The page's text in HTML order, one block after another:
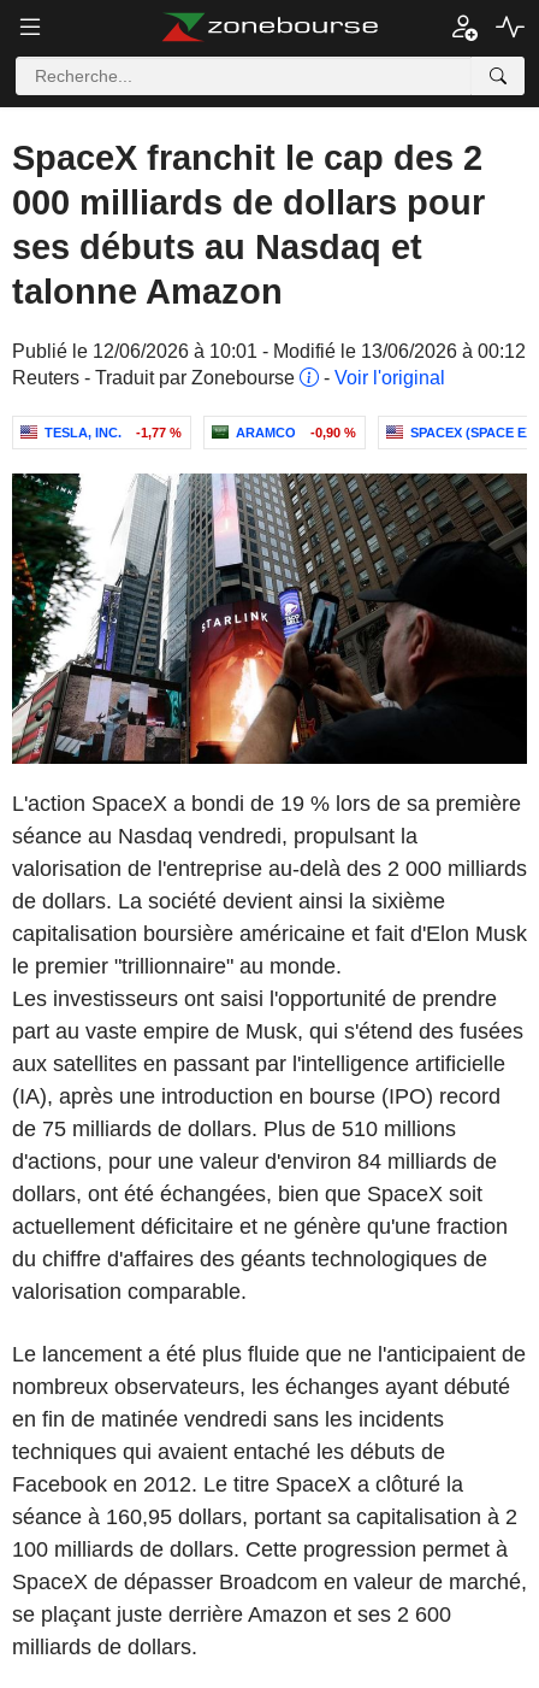
SpaceX franchit le cap des 2
000 milliards de dollars pour
ses débuts au Nasdaq et
talonne Amazon
Publié le 12/06/2026 à 10:01 - Modifié le 13/06/2026 à 00:12
Reuters - Traduit par Zonebourse
- Voir l'original
TESLA, INC. -1,77 % ARAMCO -0,90 % SPACEX (SPACE
L'action SpaceX a bondi de 19 % lors de sa première
séance au Nasdaq vendredi, propulsant la
valorisation de l'entreprise au-delà des 2 000 milliards
de dollars. La société devient ainsi la sixième
capitalisation boursière américaine et fait d'Elon Musk
le premier "trillionnaire" au monde.
Les investisseurs ont saisi l'opportunité de prendre
part au vaste empire de Musk, qui s'étend des fusées
aux satellites en passant par l'intelligence artificielle
(IA), après une introduction en bourse (IPO) record
de 75 milliards de dollars. Plus de 510 millions
d'actions, pour une valeur d'environ 84 milliards de
dollars, ont été échangées, bien que SpaceX soit
actuellement déficitaire et ne génère qu'une fraction
du chiffre d'affaires des géants technologiques de
valorisation comparable.
Le lancement a été plus fluide que ne l'anticipaient de
nombreux observateurs, les échanges ayant débuté
en fin de matinée vendredi sans les incidents
techniques qui avaient entaché les débuts de
Facebook en 2012. Le titre SpaceX a clôturé la
séance à 160,95 dollars, portant sa capitalisation à 2
100 milliards de dollars. Cette progression permet à
SpaceX de dépasser Broadcom en valeur de marché,
se plaçant juste derrière Amazon et ses 2 600
milliards de dollars.